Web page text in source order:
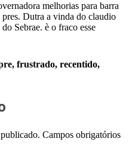
melhorias para barra
Dutra a vinda do claudio
Sebrae. è o fraco esse
frustrado, recentido,
Campos obrigatórios